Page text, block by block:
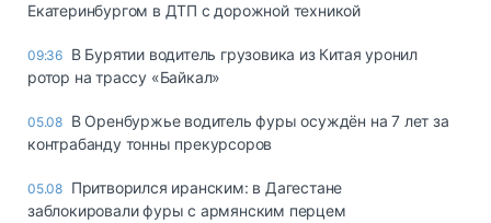
Екатеринбургом в ДТП с дорожной техникой
09:36 В Бурятии водитель грузовика из Китая уронил
ротор на трассу «Байкал»
05.08 В Оренбуржье водитель фуры осуждён на 7 лет за
контрабанду тонны прекурсоров
05.08 Притворился иранским: в Дагестане
заблокировали фуры с армянским перцем